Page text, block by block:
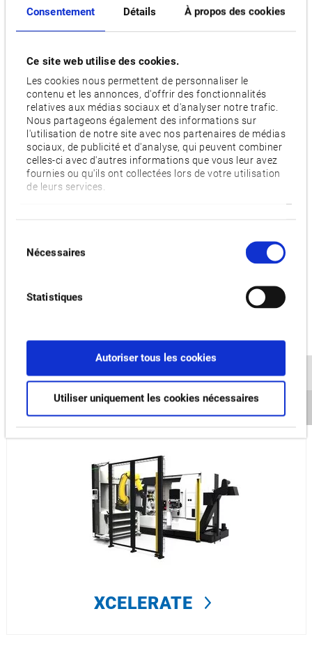
Consentement Détails À propos des cookies
Ce site web utilise des cookies.
Les cookies nous permettent de personnaliser le
contenu et les annonces, d'offrir des fonctionnalités
relatives aux médias sociaux et d'analyser notre trafic.
Nous partageons également des informations sur
l'utilisation de notre site avec nos partenaires de médias
sociaux, de publicité et d'analyse, qui peuvent combiner
celles-ci avec d'autres informations que vous leur avez
fournies ou qu'ils ont collectées lors de votre utilisation
de leurs services.
Nécessaires
Statistiques
Autoriser tous les cookies
Utiliser uniquement les cookies nécessaires
TURN-ASSIST
UL
XCELERATE